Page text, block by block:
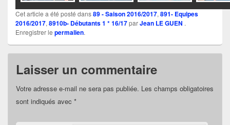
Cet article a été posté dans89 - Saison 2016/2017, 891- Equipes
2016/2017, 8910b- Débutants 1 * 16/17parJean LE GUEN .
Enregistrer le permalien.
Laisser un commentaire
Votre adresse e-mail ne sera pas publiée. Les champs obligatoires
sont indiqués avec *